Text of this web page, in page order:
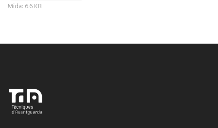
Feu clic per a visualitzar la imatge a mida completa…
Mida: 6.6 KB